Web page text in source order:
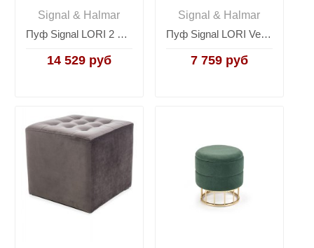
Signal & Halmar
Пуф Signal LORI 2 VELVET (серый)
14 529 руб
Signal & Halmar
Пуф Signal LORI Velvet Bluvel 86 (синий)
7 759 руб